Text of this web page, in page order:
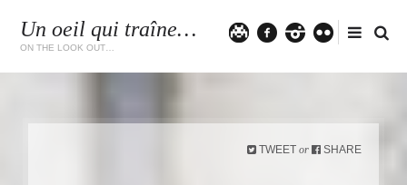
Un oeil qui traîne…
ON THE LOOK OUT…
TWEET or SHARE